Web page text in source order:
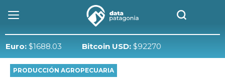
$1688.03 Bitcoin USD: $92270
PRODUCCIÓN AGROPECUARIA